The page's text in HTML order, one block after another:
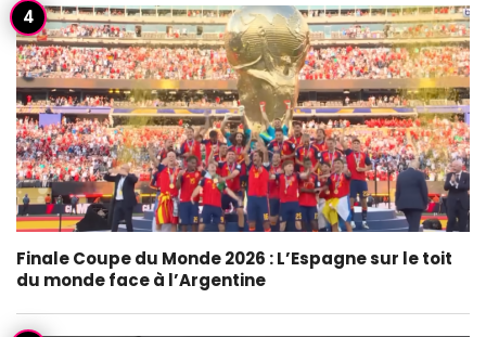
Finale Coupe du Monde 2026 : L’Espagne sur le toit
du monde face à l’Argentine